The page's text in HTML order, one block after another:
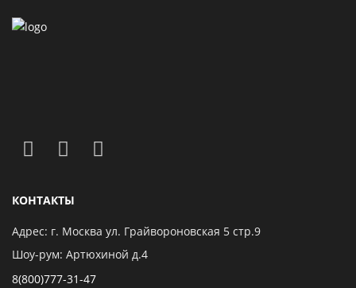
КОНТАКТЫ
Адрес: г. Москва ул. Грайвороновская 5 стр.9
Шоу-рум: Артюхиной д.4
8(800)777-31-47